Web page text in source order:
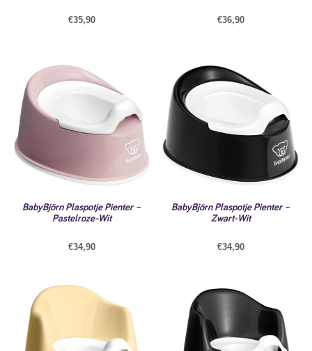
€35,90 €36,90
BabyBjörn Plaspotje Pienter –
Pastelroze-Wit
€34,90
BabyBjörn Plaspotje Pienter –
Zwart-Wit
€34,90